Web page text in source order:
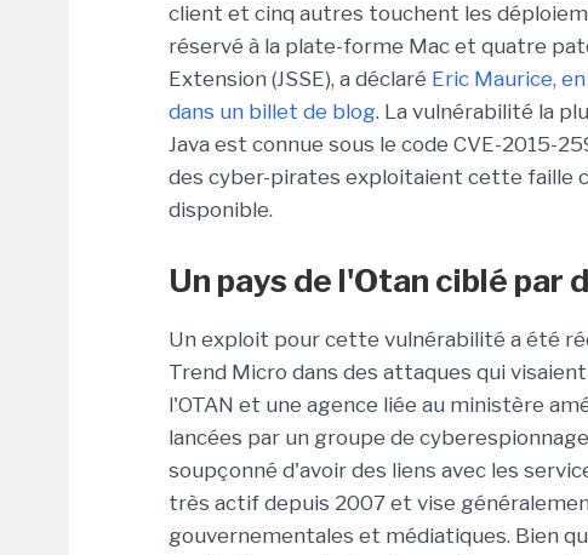
client et cinq autres touchent les
réservé à la plate-forme Mac et quatre
Extension (JSSE), a déclaré Eric Maurice,
dans un billet de blog. La vulnérabilité la
Java est connue sous le code CVE-2015-
des cyber-pirates exploitaient cette faille
disponible.
Un pays de l'Otan ciblé par
Un exploit pour cette vulnérabilité a été
Trend Micro dans des attaques qui
l'OTAN et une agence liée au ministère
lancées par un groupe de
soupçonné d'avoir des liens avec les
très actif depuis 2007 et vise
gouvernementales et médiatiques. Bien